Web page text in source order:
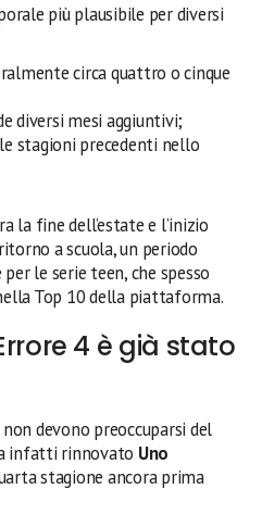
più plausibile per diversi
circa quattro o cinque
diversi mesi aggiuntivi;
stagioni precedenti nello
la fine dell’estate e l’inizio
a scuola, un periodo
le serie teen, che spesso
Top 10 della piattaforma.
4 è già stato
devono preoccuparsi del
infatti rinnovato Uno
stagione ancora prima